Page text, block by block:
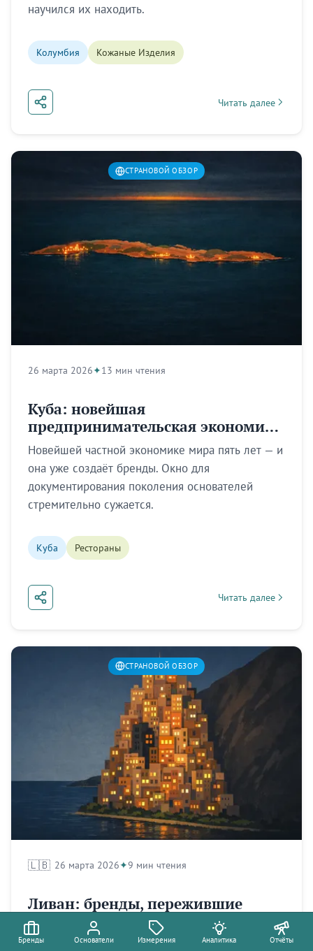
научился их находить.
Колумбия Кожаные Изделия
Читать далее
about Колумбия:
СТРАНОВОЙ ОБЗОР
26 марта 2026 13 мин чтения
Куба: новейшая
предпринимательская экономика
мира
Новейшей частной экономике мира пять лет — и
она уже создаёт бренды. Окно для
документирования поколения основателей
стремительно сужается.
Куба Рестораны
Читать далее
about Куба:
СТРАНОВОЙ ОБЗОР
🇱🇧 26 марта 2026 9 мин чтения
Ливан: бренды, пережившие
непережимаемое
Три кризиса. Три сектора. 30–40 основателей-
Бренды Основатели Измерения Аналитика Отчёты